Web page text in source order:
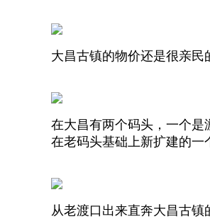
大昌古镇的物价还是很亲民
在大昌有两个码头，一个
在老码头基础上新扩建的一
从老渡口出来直奔大昌古